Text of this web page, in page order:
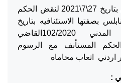
تقدم الطاعن بهذا الطعن بتاريخ 27\7\2021 لنقض الحكم
بصفتها الاستئنافيه بتاريخ
14\6\2021 بالاستئناف المدني 102/2020القاضي
المستأنف مع الرسوم
: